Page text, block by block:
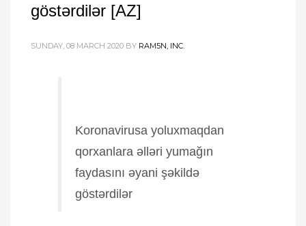
göstərdilər [AZ]
SUNDAY, 08 MARCH 2020 BY RAM5N, INC.
Koronavirusa yoluxmaqdan
qorxanlara əlləri yumağın
faydasını əyani şəkildə
göstərdilər